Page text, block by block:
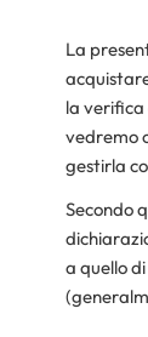
La
la verifica
vedremo
gestirla
Secondo
a quello